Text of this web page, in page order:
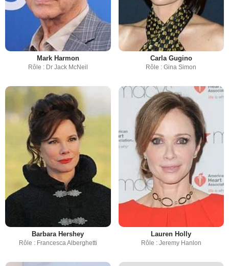
Mark Harmon
Rôle : Dr Jack McNeil
Carla Gugino
Rôle : Gina Simon
Barbara Hershey
Rôle : Francesca Alberghetti
Lauren Holly
Rôle : Jeremy Hanlon